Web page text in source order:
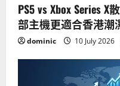
PS5 vs Xbox Series
部主機更適合香港潮
dominic 10 July 2026